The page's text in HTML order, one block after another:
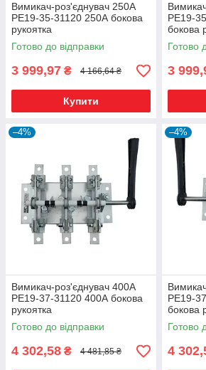
Вимикач-роз'єднувач 250А
РЕ19-35-31120 250А бокова
рукоятка
Готово до відправки
3 999,97 ₴ 4 166,64 ₴
Купити
РЕ19-
бокова
Готово
3
–4%
Вимикач-роз'єднувач 400А
РЕ19-37-31120 400А бокова
рукоятка
Готово до відправки
4 302,58 ₴ 4 481,85 ₴
–4%
РЕ19-
бокова
Готово
4